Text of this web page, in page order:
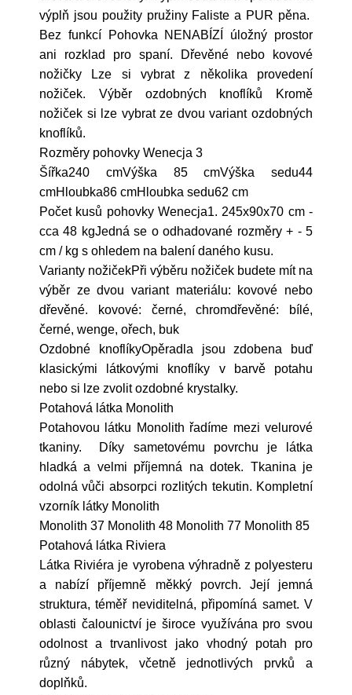
výplň jsou použity pružiny Faliste a PUR pěna.
Bez funkcí Pohovka NENABÍZÍ úložný prostor
ani rozklad pro spaní. Dřevěné nebo kovové
nožičky Lze si vybrat z několika provedení
nožiček. Výběr ozdobných knoflíků Kromě
nožiček si lze vybrat ze dvou variant ozdobných
knoflíků.
Rozměry pohovky Wenecja 3
Šířka240 cmVýška 85 cmVýška sedu44
cmHloubka86 cmHloubka sedu62 cm
Počet kusů pohovky Wenecja1. 245x90x70 cm -
cca 48 kgJedná se o odhadované rozměry + - 5
cm / kg s ohledem na balení daného kusu.
Varianty nožičekPři výběru nožiček budete mít na
výběr ze dvou variant materiálu: kovové nebo
dřevěné. kovové: černé, chromdřevěné: bílé,
černé, wenge, ořech, buk
Ozdobné knoflíkyOpěradla jsou zdobena buď
klasickými látkovými knoflíky v barvě potahu
nebo si lze zvolit ozdobné krystalky.
Potahová látka Monolith
Potahovou látku Monolith řadíme mezi velurové
tkaniny. Díky sametovému povrchu je látka
hladká a velmi příjemná na dotek. Tkanina je
odolná vůči absorpci rozlitých tekutin. Kompletní
vzorník látky Monolith
Monolith 37 Monolith 48 Monolith 77 Monolith 85
Potahová látka Riviera
Látka Riviéra je vyrobena výhradně z polyesteru
a nabízí příjemně měkký povrch. Její jemná
struktura, téměř neviditelná, připomíná samet. V
oblasti čalounictví je široce využívána pro svou
odolnost a trvanlivost jako vhodný potah pro
různý nábytek, včetně jednotlivých prvků a
doplňků.